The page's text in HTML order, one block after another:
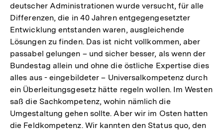
deutscher Administrationen wurde versucht, für alle
Differenzen, die in 40 Jahren entgegengesetzter
Entwicklung entstanden waren, ausgleichende
Lösungen zu finden. Das ist nicht vollkommen, aber
passabel gelungen – und sicher besser, als wenn der
Bundestag allein und ohne die östliche Expertise dies
alles aus - eingebildeter – Universalkompetenz durch
ein Überleitungsgesetz hätte regeln wollen. Im Westen
saß die Sachkompetenz, wohin nämlich die
Umgestaltung gehen sollte. Aber wir im Osten hatten
die Feldkompetenz. Wir kannten den Status quo, den